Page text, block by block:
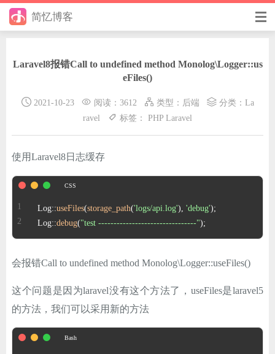
简忆博客
前端
后端
日记
其它
在线工具
优秀个人博客
省钱帮
ChatGPT
登录
Laravel8报错Call to undefined method Monolog\Logger::us
eFiles()
2021-10-23 阅读：3612 类型： 后端 分类： La
ravel
标签： PHP Laravel
使用Laravel8日志缓存
Log::useFiles(storage_path('logs/api.log'), 'debug'
Log::debug("test --------------------------------");
会报错Call to undefined method Monolog\Logger::useFiles()
这个问题是因为laravel没有这个方法了，useFiles是laravel5
的方法，我们可以采用新的方法